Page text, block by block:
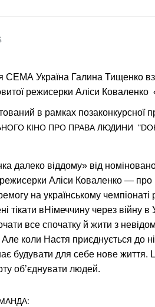
СЕМА Україна Галина Тищенко
режисерки Аліси Коваленко
в рамках позаконкурсної
КІНО ПРО ПРАВА ЛЮДИНИ
далеко віддому» від
Аліси Коваленко — про
на українському чемпіонаті
тікати вНімеччину через війну в
все спочатку й жити з
Але коли Настя приєднується до
будувати для себе нове життя.
обʼєднувати людей.